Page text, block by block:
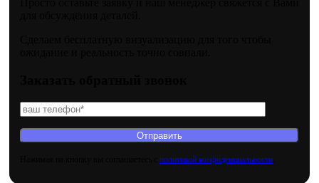
политикой конфиденциальности